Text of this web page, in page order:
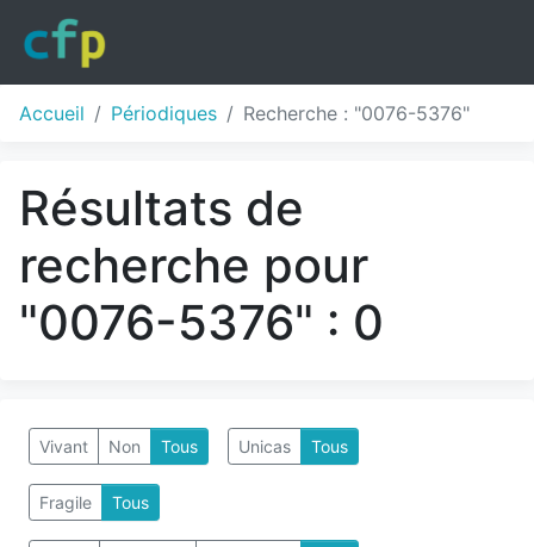
Accueil Périodiques Recherche : "0076-5376"
Résultats de
recherche pour
"0076-5376" : 0
Vivant Non Tous Unicas Tous
Fragile Tous